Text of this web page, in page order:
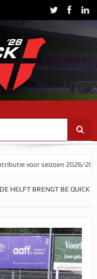
seizoen 2026/2027
HELFT BRENGT BE QUICK